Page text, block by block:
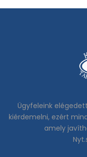
Ügyfeleink
kiérdemelni, ezért
amely